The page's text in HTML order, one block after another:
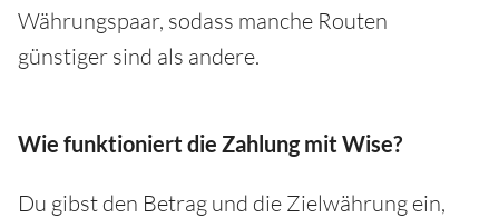
Währungspaar, sodass manche Routen
günstiger sind als andere.
Wie funktioniert die Zahlung mit Wise?
Du gibst den Betrag und die Zielwährung ein,